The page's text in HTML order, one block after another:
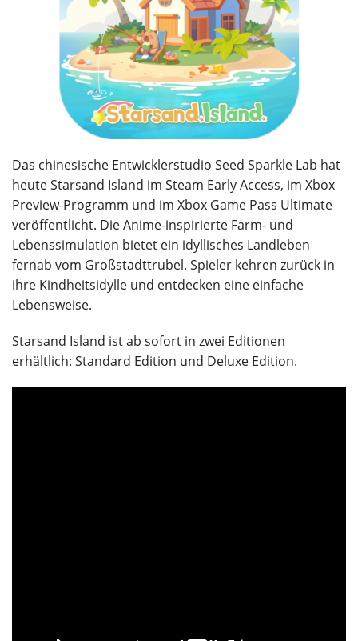
Das chinesische Entwicklerstudio Seed Sparkle Lab hat
heute Starsand Island im Steam Early Access, im Xbox
Preview-Programm und im Xbox Game Pass Ultimate
veröffentlicht. Die Anime-inspirierte Farm- und
Lebenssimulation bietet ein idyllisches Landleben
fernab vom Großstadttrubel. Spieler kehren zurück in
ihre Kindheitsidylle und entdecken eine einfache
Lebensweise.
Starsand Island ist ab sofort in zwei Editionen
erhältlich: Standard Edition und Deluxe Edition.